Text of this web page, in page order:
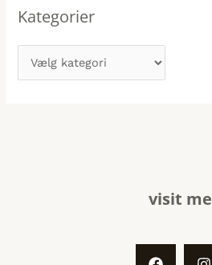
Kategorier
visit me